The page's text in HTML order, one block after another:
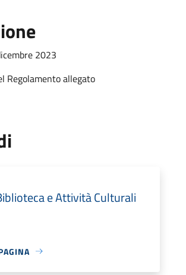
2023
Regolamento allegato
e Attività Culturali